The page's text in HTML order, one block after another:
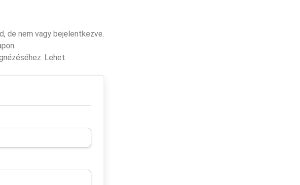
de nem vagy bejelentkezve.
Lehet